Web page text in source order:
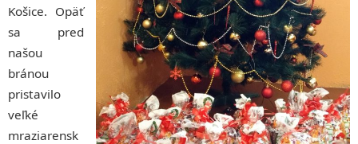
Košice. Opäť
sa pred
našou
bránou
pristavilo
veľké
mraziarensk